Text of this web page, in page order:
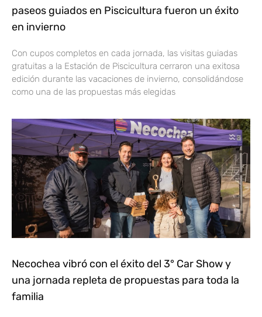
paseos guiados en Piscicultura fueron un éxito
en invierno
Con cupos completos en cada jornada, las visitas guiadas
gratuitas a la Estación de Piscicultura cerraron una exitosa
edición durante las vacaciones de invierno, consolidándose
como una de las propuestas más elegidas
Necochea vibró con el éxito del 3° Car Show y
una jornada repleta de propuestas para toda la
familia